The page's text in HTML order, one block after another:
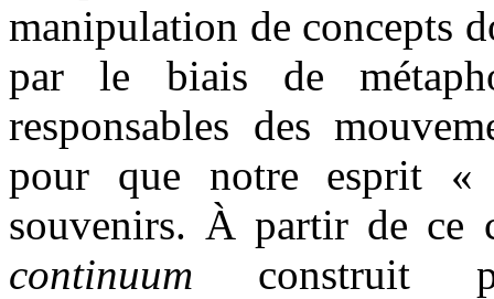
manipulation de concepts
par le biais de
responsables des
pour que notre esprit «
souvenirs. À partir de ce
continuum construit